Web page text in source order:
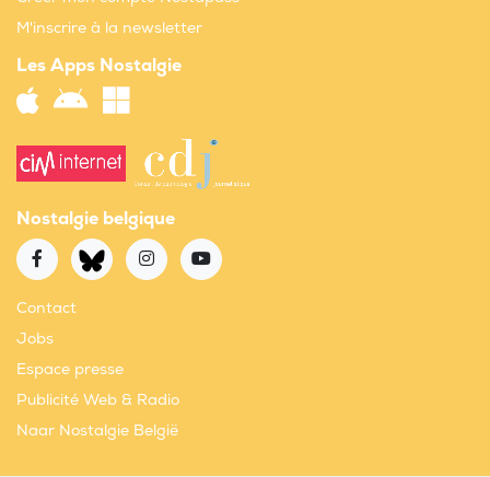
M'inscrire à la newsletter
Les Apps Nostalgie
Nostalgie belgique
Contact
Jobs
Espace presse
Publicité Web & Radio
Naar Nostalgie België